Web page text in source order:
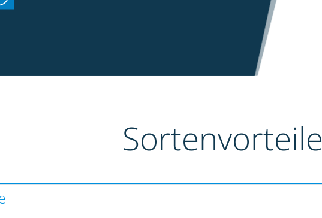
Sortenvorteile